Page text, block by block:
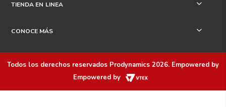
TIENDA EN LINEA +
CONOCE MÁS +
Todos los derechos reservados Prodynamics 2026. Empowered by
Empowered by